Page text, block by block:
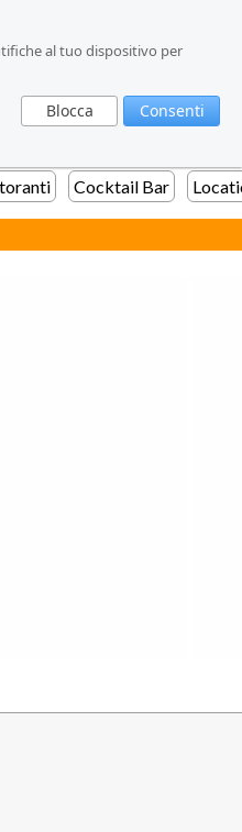
al tuo dispositivo per
Blocca Consenti
al tuo dispositivo per
Blocca Consenti
Cocktail Bar